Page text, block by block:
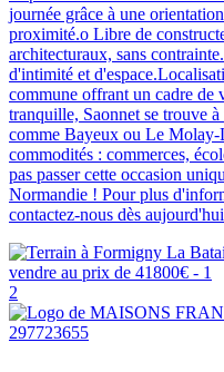
journée grâce à une
proximité.o Libre de
architecturaux, sans
d'intimité et
commune offrant un cadre de
tranquille, Saonnet se trouve
comme Bayeux ou Le
commodités : commerces,
pas passer cette occasion
Normandie ! Pour plus
contactez-nous dès
2